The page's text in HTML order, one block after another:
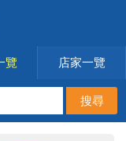
覽 店家一覽